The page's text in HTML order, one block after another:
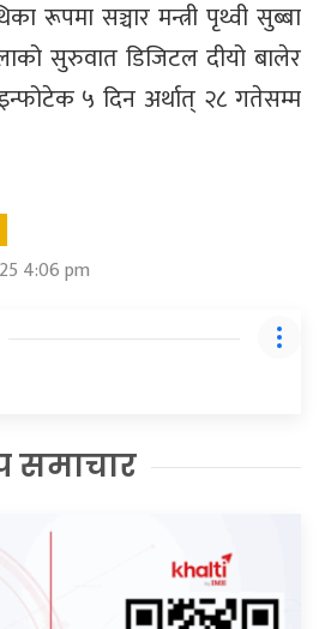
रूपमा सञ्चार मन्त्री पृथ्वी सुब्बा
सुरुवात डिजिटल दीयो बालेर
५ दिन अर्थात् २८ गतेसम्म
4:06 pm
समाचार